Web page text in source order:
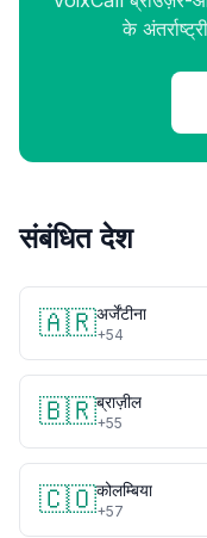
के
संबंधित देश
🇦🇷अर्जेंटीना
+54
🇧🇷ब्राज़ील
+55
🇨🇴कोलम्बिया
+57